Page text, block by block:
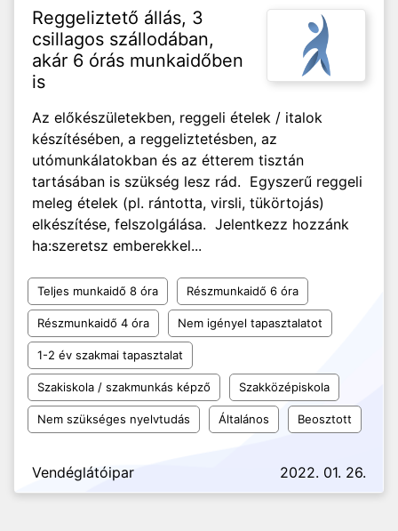
Reggeliztető állás, 3
csillagos szállodában,
akár 6 órás munkaidőben
is
Az előkészületekben, reggeli ételek / italok
készítésében, a reggeliztetésben, az
utómunkálatokban és az étterem tisztán
tartásában is szükség lesz rád. Egyszerű reggeli
meleg ételek (pl. rántotta, virsli, tükörtojás)
elkészítése, felszolgálása. Jelentkezz hozzánk
ha:szeretsz emberekkel...
Teljes munkaidő 8 óra Részmunkaidő 6 óra
Részmunkaidő 4 óra Nem igényel tapasztalatot
1-2 év szakmai tapasztalat
Szakiskola / szakmunkás képző Szakközépiskola
Nem szükséges nyelvtudás Általános Beosztott
Vendéglátóipar 2022. 01. 26.